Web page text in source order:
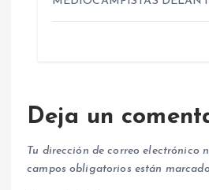
Deja un
Tu dirección de correo electrónico
campos obligatorios están